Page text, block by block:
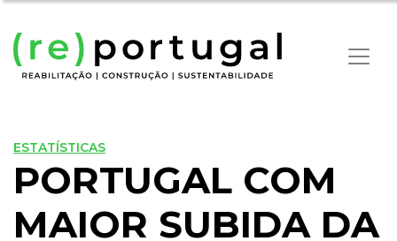
ESTATÍSTICAS
PORTUGAL COM
MAIOR SUBIDA DA